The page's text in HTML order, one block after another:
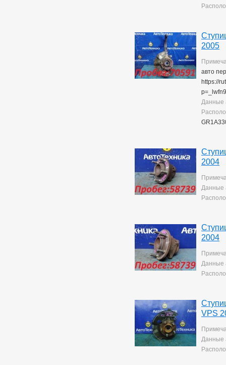
2005
авто
https://
Данные
2004
Данные
2004
Данные
VPS
Данные